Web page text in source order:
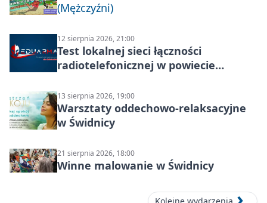
(Mężczyźni)
12 sierpnia 2026, 21:00
Test lokalnej sieci łączności
radiotelefonicznej w powiecie
13 sierpnia 2026, 19:00
Warsztaty oddechowo-relaksacyjne
w Świdnicy
21 sierpnia 2026, 18:00
Winne malowanie w Świdnicy